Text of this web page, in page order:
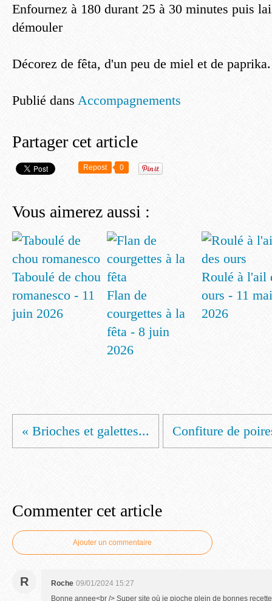
Enfournez à 180 durant 25 à 30 minutes puis
démouler
Décorez de fêta, d'un peu de miel et de
Publié dans Accompagnements
Partager cet article
Repost 0
Vous aimerez aussi :
Taboulé de chou
romanesco - 11
juin 2026
Flan de
courgettes à la
fêta - 8 juin
2026
Roulé à l'ail
ours - 11 mai
2026
« Brioches et galettes... Confiture de
Commenter cet article
Ajouter un commentaire
R Roche 09/01/2024 15:27
Bonne annee<br /> Super site où je pioche plein de bonnes